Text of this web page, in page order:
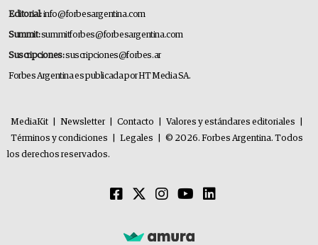
Editorial:info@forbesargentina.com
Summit:summitforbes@forbesargentina.com
Suscripciones:suscripciones@forbes.ar
Forbes Argentina es publicada por HT Media SA.
MediaKit Newsletter Contacto Valores y estándares editoriales
Términos y condiciones
Legales
© 2026. Forbes Argentina. Todos
los derechos reservados.